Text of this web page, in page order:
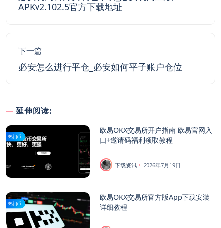
APKv2.102.5官方下载地址
下一篇
必安怎么进行平仓_必安如何平子账户仓位
延伸阅读:
热门币
欧易OKX交易所开户指南 欧易官网入
口+邀请码福利领取教程
下载资讯 2026年7月19日
热门币
欧易OKX交易所官方版App下载安装
详细教程